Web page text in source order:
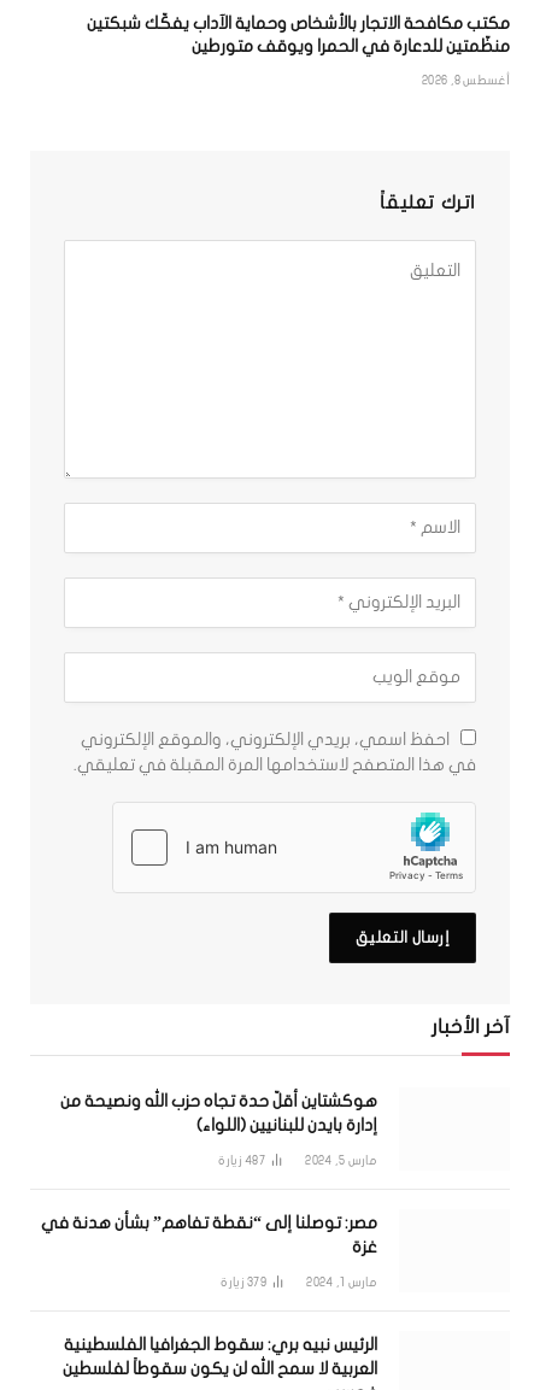
مكتب مكافحة الاتجار بالأشخاص وحماية الآداب يفكّك شبكتين
منظّمتين للدعارة في الحمرا ويوقف متورطين
أغسطس 8, 2026
اترك تعليقاً
احفظ اسمي، بريدي الإلكتروني، والموقع الإلكتروني
في هذا المتصفح لاستخدامها المرة المقبلة في تعليقي.
آخر الأخبار
هوكشتاين أقلّ حدة تجاه حزب الله ونصيحة من
إدارة بايدن للبنانيين (اللواء)
مارس 5, 2024 487 زيارة
مصر: توصلنا إلى “نقطة تفاهم” بشأن هدنة في
غزة
مارس 1, 2024 379 زيارة
الرئيس نبيه بري: سقوط الجغرافيا الفلسطينية
العربية لا سمح الله لن يكون سقوطاً لفلسطين